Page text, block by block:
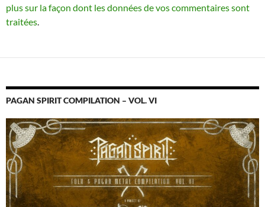
plus sur la façon dont les données de vos commentaires sont
traitées.
PAGAN SPIRIT COMPILATION – VOL. VI